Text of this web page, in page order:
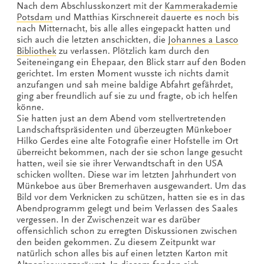
Nach dem Abschlusskonzert mit der Kammerakademie
Potsdam und Matthias Kirschnereit dauerte es noch bis
nach Mitternacht, bis alle alles eingepackt hatten und
sich auch die letzten anschickten, die Johannes a Lasco
Bibliothek zu verlassen. Plötzlich kam durch den
Seiteneingang ein Ehepaar, den Blick starr auf den Boden
gerichtet. Im ersten Moment wusste ich nichts damit
anzufangen und sah meine baldige Abfahrt gefährdet,
ging aber freundlich auf sie zu und fragte, ob ich helfen
könne.
Sie hatten just an dem Abend vom stellvertretenden
Landschaftspräsidenten und überzeugten Münkeboer
Hilko Gerdes eine alte Fotografie einer Hofstelle im Ort
überreicht bekommen, nach der sie schon lange gesucht
hatten, weil sie sie ihrer Verwandtschaft in den USA
schicken wollten. Diese war im letzten Jahrhundert von
Münkeboe aus über Bremerhaven ausgewandert. Um das
Bild vor dem Verknicken zu schützen, hatten sie es in das
Abendprogramm gelegt und beim Verlassen des Saales
vergessen. In der Zwischenzeit war es darüber
offensichlich schon zu erregten Diskussionen zwischen
den beiden gekommen. Zu diesem Zeitpunkt war
natürlich schon alles bis auf einen letzten Karton mit